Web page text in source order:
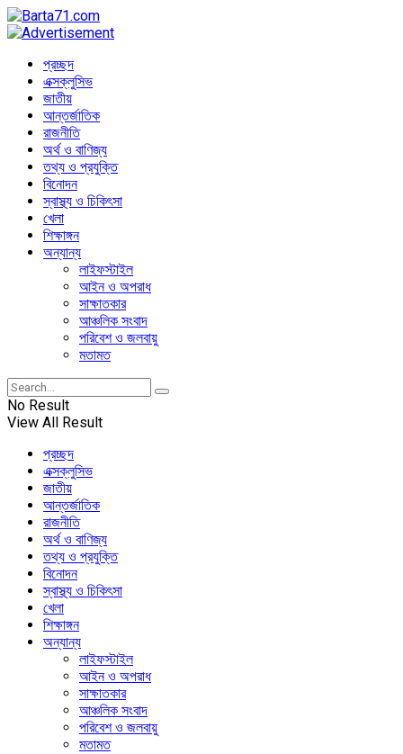
প্রচ্ছদ
এক্সক্লুসিভ
জাতীয়
আন্তর্জাতিক
রাজনীতি
অর্থ ও বাণিজ্য
তথ্য ও প্রযুক্তি
বিনোদন
স্বাস্থ্য ও চিকিৎসা
খেলা
শিক্ষাঙ্গন
অন্যান্য
লাইফস্টাইল
আইন ও অপরাধ
সাক্ষাতকার
আঞ্চলিক সংবাদ
পরিবেশ ও জলবায়ু
মতামত
No Result
View All Result
প্রচ্ছদ
এক্সক্লুসিভ
জাতীয়
আন্তর্জাতিক
রাজনীতি
অর্থ ও বাণিজ্য
তথ্য ও প্রযুক্তি
বিনোদন
স্বাস্থ্য ও চিকিৎসা
খেলা
শিক্ষাঙ্গন
অন্যান্য
লাইফস্টাইল
আইন ও অপরাধ
সাক্ষাতকার
আঞ্চলিক সংবাদ
পরিবেশ ও জলবায়ু
মতামত